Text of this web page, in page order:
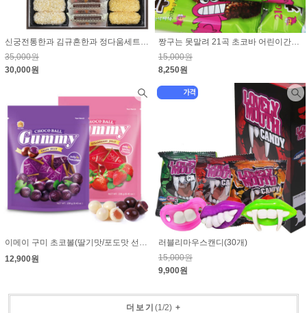
신궁전통한과 김규흔한과 정다움세트 (2단)"조기 품절 될 수 있습니다."
35,000원
30,000원
짱구는 못말려 21곡 초코바 어린이간식 15g x 15개 1박스 낱개단가 550원
15,000원
8,250원
이메이 구미 초코볼(딸기맛/포도맛 선택)
12,900원
러블리마우스캔디(30개)
15,000원
9,900원
더보기 (1/2)+